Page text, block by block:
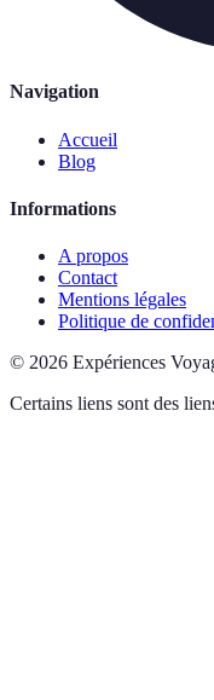
Navigation
Accueil
Blog
Informations
A propos
Contact
Mentions légales
Politique de
© 2026 Expériences
Certains liens sont des